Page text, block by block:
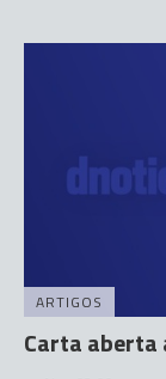
ARTIGOS
Carta aberta